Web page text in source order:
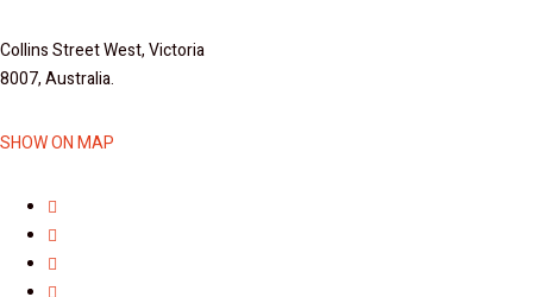
Collins Street West, Victoria
8007, Australia.
SHOW ON MAP